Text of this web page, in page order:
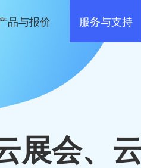
品与报价 服务与支持
展会、